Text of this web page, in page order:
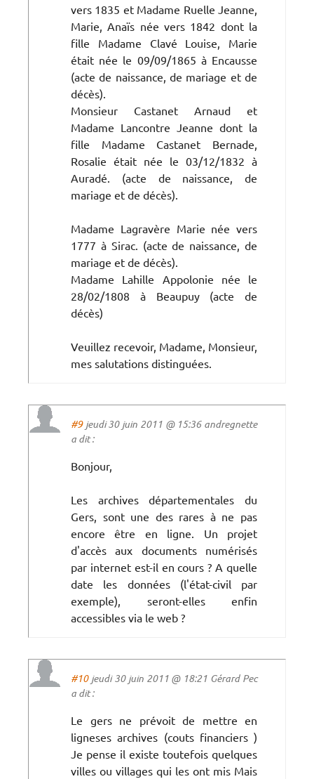
vers 1835 et Madame Ruelle Jeanne,
Marie, Anaïs née vers 1842 dont la
fille Madame Clavé Louise, Marie
était née le 09/09/1865 à Encausse
(acte de naissance, de mariage et de
décès).
Monsieur Castanet Arnaud et
Madame Lancontre Jeanne dont la
fille Madame Castanet Bernade,
Rosalie était née le 03/12/1832 à
Auradé. (acte de naissance, de
mariage et de décès).
Madame Lagravère Marie née vers
1777 à Sirac. (acte de naissance, de
mariage et de décès).
Madame Lahille Appolonie née le
28/02/1808 à Beaupuy (acte de
décès)
Veuillez recevoir, Madame, Monsieur,
mes salutations distinguées.
#9jeudi 30 juin 2011 @ 15:36 andregnette
a dit :
Bonjour,
Les archives départementales du
Gers, sont une des rares à ne pas
encore être en ligne. Un projet
d'accès aux documents numérisés
par internet est-il en cours ? A quelle
date les données (l'état-civil par
exemple), seront-elles enfin
accessibles via le web ?
#10jeudi 30 juin 2011 @ 18:21 Gérard Pec
a dit :
Le gers ne prévoit de mettre en
ligneses archives (couts financiers )
Je pense il existe toutefois quelques
villes ou villages qui les ont mis Mais